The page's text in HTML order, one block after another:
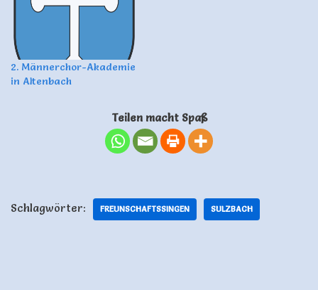
2. Männerchor-Akademie
in Altenbach
Teilen macht Spaß
Schlagwörter: FREUNSCHAFTSSINGEN SULZBACH